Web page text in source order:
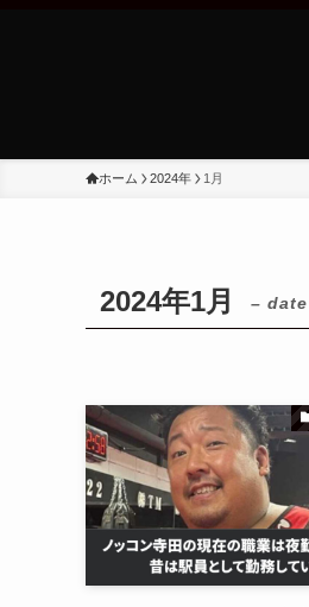
ホーム 2024年 1月
2024年1月 –